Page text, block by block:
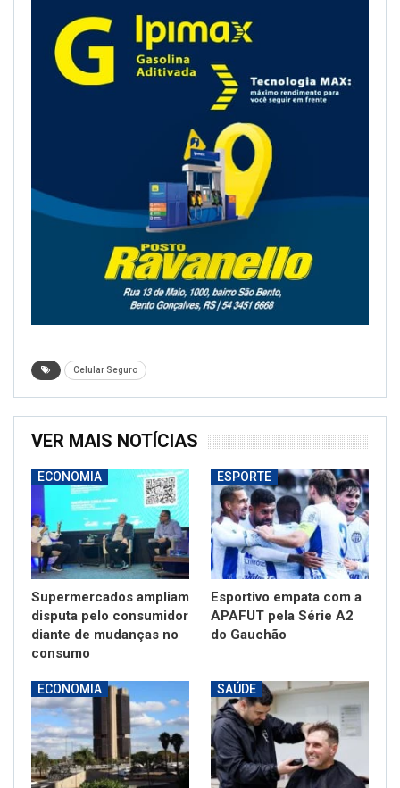
Celular Seguro
VER MAIS NOTÍCIAS
ECONOMIA
Supermercados ampliam
disputa pelo consumidor
diante de mudanças no
consumo
ESPORTE
Esportivo empata com a
APAFUT pela Série A2
do Gauchão
ECONOMIA SAÚDE